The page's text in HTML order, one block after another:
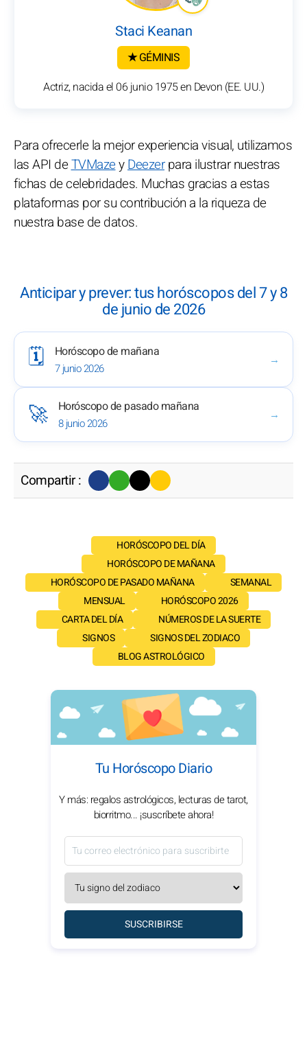
Staci Keanan
★ GÉMINIS
Actriz, nacida el 06 junio 1975 en Devon (EE. UU.)
Para ofrecerle la mejor experiencia visual, utilizamos
las API deTVMazeyDeezerpara ilustrar nuestras
fichas de celebridades. Muchas gracias a estas
plataformas por su contribución a la riqueza de
nuestra base de datos.
Anticipar y prever: tus horóscopos del 7 y 8
de junio de 2026
🗓️ Horóscopo de mañana
7 junio 2026
→
🚀 Horóscopo de pasado mañana
8 junio 2026
→
Compartir :
HORÓSCOPO DEL DÍA
HORÓSCOPO DE MAÑANA
HORÓSCOPO DE PASADO MAÑANA
SEMANAL
MENSUAL
HORÓSCOPO 2026
CARTA DEL DÍA
NÚMEROS DE LA SUERTE
SIGNOS
SIGNOS DEL ZODIACO
BLOG ASTROLÓGICO
Tu Horóscopo Diario
Y más: regalos astrológicos, lecturas de tarot,
biorritmo... ¡suscríbete ahora!
SUSCRIBIRSE